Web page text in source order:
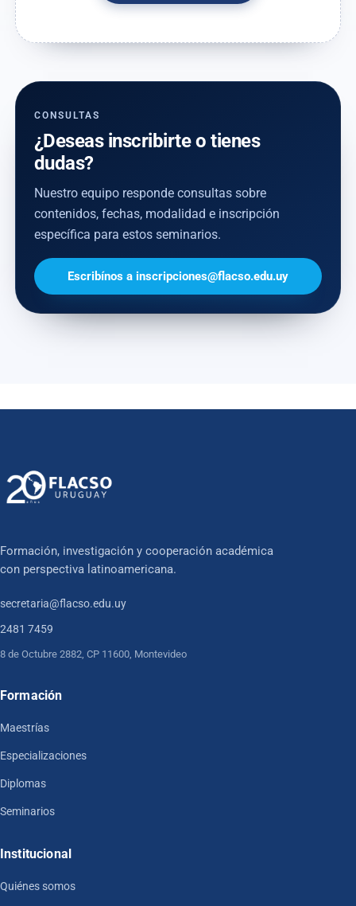
CONSULTAS
¿Deseas inscribirte o tienes
dudas?
Nuestro equipo responde consultas sobre
contenidos, fechas, modalidad e inscripción
específica para estos seminarios.
Escribínos a inscripciones@flacso.edu.uy
Formación, investigación y cooperación académica
con perspectiva latinoamericana.
secretaria@flacso.edu.uy
2481 7459
8 de Octubre 2882, CP 11600, Montevideo
Formación
Maestrías
Especializaciones
Diplomas
Seminarios
Institucional
Quiénes somos